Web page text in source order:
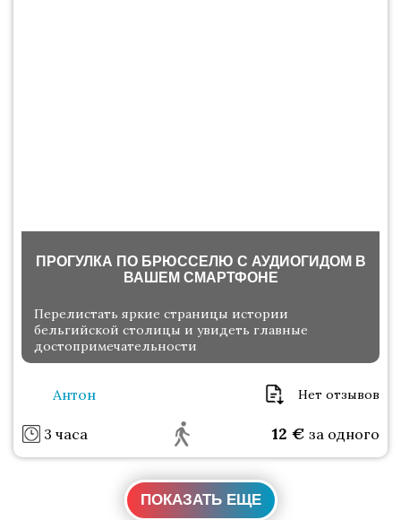
ПРОГУЛКА ПО БРЮССЕЛЮ С АУДИОГИДОМ В
ВАШЕМ СМАРТФОНЕ
Перелистать яркие страницы истории
бельгийской столицы и увидеть главные
достопримечательности
Антон Нет отзывов
3 часа 12 € за одного
ПОКАЗАТЬ ЕЩЕ